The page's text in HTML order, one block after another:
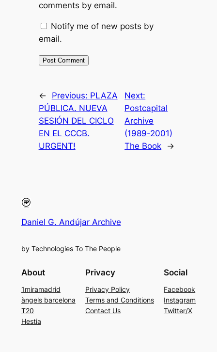
comments by email.
Notify me of new posts by
email.
← Previous: PLAZA
PÚBLICA. NUEVA
SESIÓN DEL CICLO
EN EL CCCB.
URGENT!
Next:
Postcapital
Archive
(1989-2001)
The Book
→
Daniel G. Andújar Archive
by Technologies To The People
About
1miramadrid
àngels barcelona
T20
Hestia
Privacy
Privacy Policy
Terms and Conditions
Contact Us
Social
Facebook
Instagram
Twitter/X